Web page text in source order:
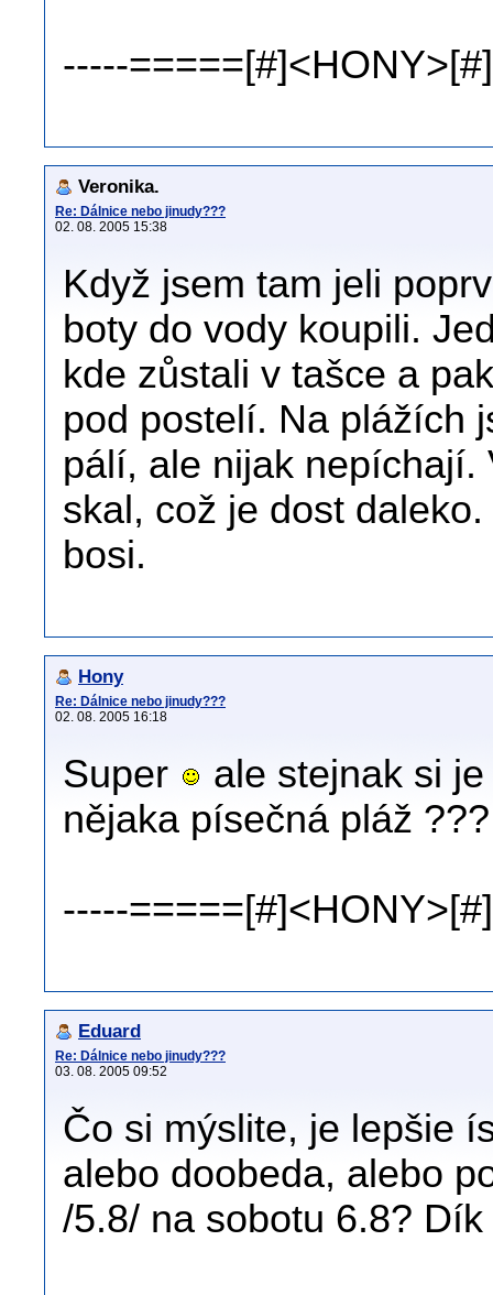
-----
Veronika.
Re: Dálnice nebo jinudy???
02. 08. 2005 15:38
Když jsem tam jeli
boty do vody koupili.
kde zůstali v tašce a
pod postelí. Na plážích
pálí, ale nijak nepíchají.
skal, což je dost
bosi.
Hony
Re: Dálnice nebo jinudy???
02. 08. 2005 16:18
Super
ale stejnak si
nějaka písečná pláž ???
-----
Eduard
Re: Dálnice nebo jinudy???
03. 08. 2005 09:52
Čo si mýslite, je lepšie
alebo doobeda, alebo
/5.8/ na sobotu 6.8? Dík